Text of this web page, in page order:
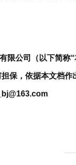
限公司（以下简称
保，依据本文档作